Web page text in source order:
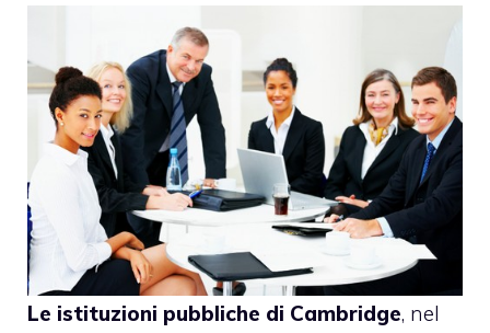
Le istituzioni pubbliche di Cambridge, nel